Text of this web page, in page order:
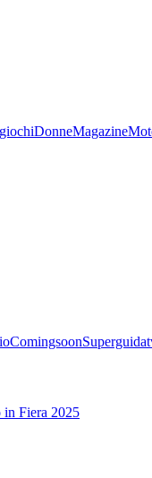
DonneMagazine
Comingsoon
Fiera 2025